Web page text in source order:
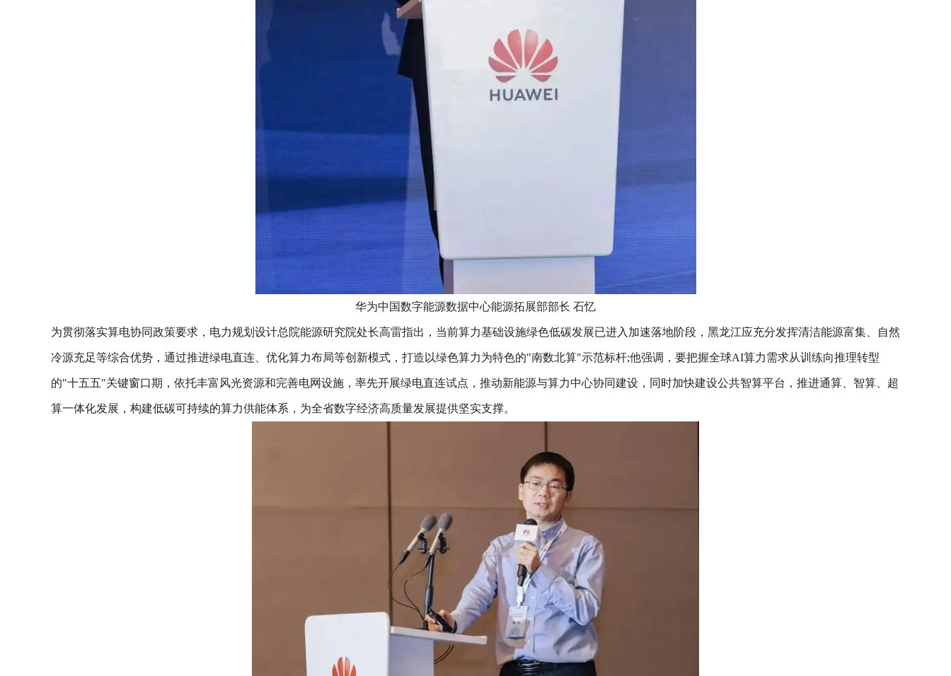
华为中国数字能源数据中心能源拓展部部长 石忆
为贯彻落实算电协同政策要求，电力规划设计总院能源研究院处长高雷指出，当前算力基础设施绿色低碳发展已进入加速落地阶段，黑龙江应充分发挥清洁能源富集、自然
冷源充足等综合优势，通过推进绿电直连、优化算力布局等创新模式，打造以绿色算力为特色的"南数北算"示范标杆;他强调，要把握全球AI算力需求从训练向推理转型
的"十五五"关键窗口期，依托丰富风光资源和完善电网设施，率先开展绿电直连试点，推动新能源与算力中心协同建设，同时加快建设公共智算平台，推进通算、智算、超
算一体化发展，构建低碳可持续的算力供能体系，为全省数字经济高质量发展提供坚实支撑。